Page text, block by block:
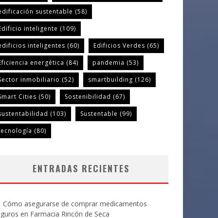
sustentable (58)
inteligente (109)
inteligentes (60) Edificios Verdes (65)
energética (84) pandemia (53)
inmobiliario (52) smartbuilding (126)
Cities (50) Sostenibilidad (67)
(103) Sustentable (99)
(80)
ENTRADAS RECIENTES
Cómo asegurarse de comprar medicamentos
en Farmacia Rincón de Seca